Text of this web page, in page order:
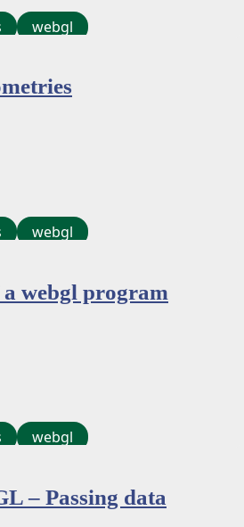
webgl
webgl
webgl program
webgl
– Passing data